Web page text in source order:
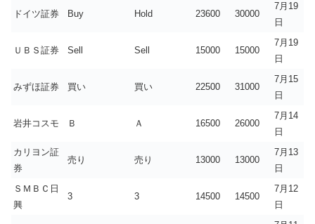
ドイツ証券 Buy Hold 23600 30000
7月19
日
ＵＢＳ証券 Sell Sell 15000 15000
7月19
日
みずほ証券 買い 買い 22500 31000
7月15
日
岩井コスモ Ｂ Ａ 16500 26000
7月14
日
カリヨン証
券
売り 売り 13000 13000
7月13
日
ＳＭＢＣ日
興
3 3 14500 14500
7月12
日